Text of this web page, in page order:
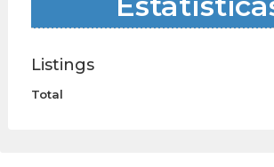
Listings
Total